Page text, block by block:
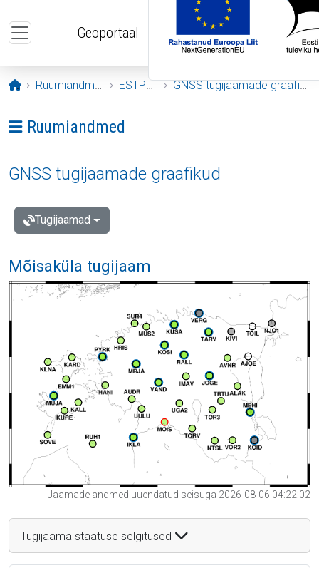
Geoportaal
Avaleht
Ruumiandmed ESTPOS GNSS tugijaamade graafikud
Ava menüü: Ruumiandmed
Ruumiandmed
GNSS tugijaamade graafikud
Tugijaamad
Mõisaküla tugijaam
Jaamade andmed uuendatud seisuga 2026-08-06 04:22:02
Tugijaama staatuse selgitused